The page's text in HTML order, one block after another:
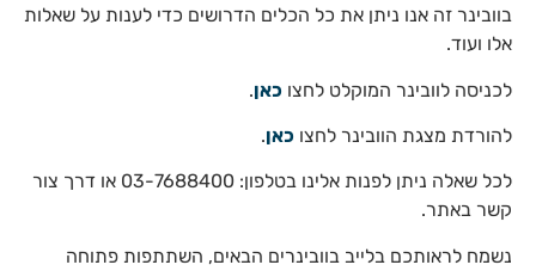
בוובינר זה אנו ניתן את כל הכלים הדרושים כדי לענות על שאלות
אלו ועוד.
לכניסה לוובינר המוקלט לחצו כאן.
להורדת מצגת הוובינר לחצו כאן.
לכל שאלה ניתן לפנות אלינו בטלפון: 03-7688400 או דרך צור
קשר באתר.
נשמח לראותכם בלייב בוובינרים הבאים, השתתפות פתוחה